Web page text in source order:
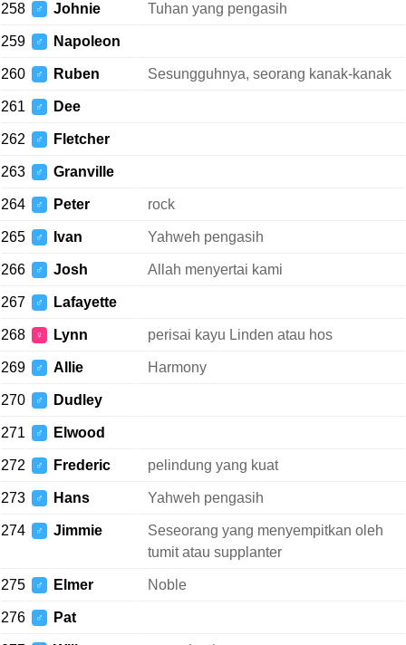
258 ♂ Johnie Tuhan yang pengasih
259 ♂ Napoleon
260 ♂ Ruben Sesungguhnya, seorang kanak-kanak
261 ♂ Dee
262 ♂ Fletcher
263 ♂ Granville
264 ♂ Peter rock
265 ♂ Ivan Yahweh pengasih
266 ♂ Josh Allah menyertai kami
267 ♂ Lafayette
268 ♀ Lynn perisai kayu Linden atau hos
269 ♂ Allie Harmony
270 ♂ Dudley
271 ♂ Elwood
272 ♂ Frederic pelindung yang kuat
273 ♂ Hans Yahweh pengasih
274 ♂ Jimmie
Seseorang yang menyempitkan oleh
tumit atau supplanter
275 ♂ Elmer Noble
276 ♂ Pat